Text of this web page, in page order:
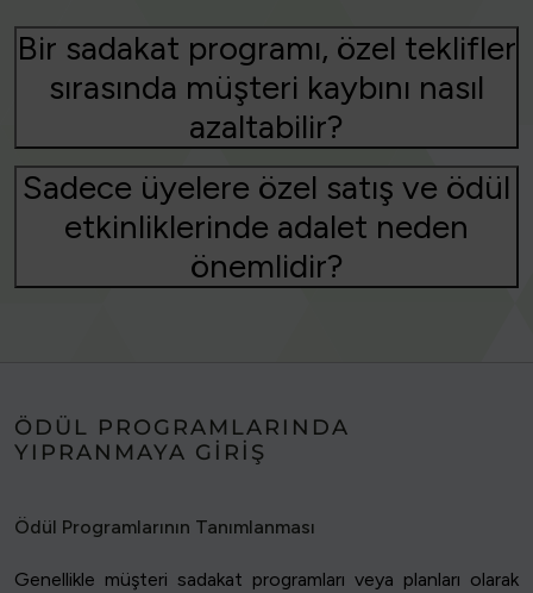
Bir sadakat programı, özel teklifler
sırasında müşteri kaybını nasıl
azaltabilir?
Sadece üyelere özel satış ve ödül
etkinliklerinde adalet neden
önemlidir?
ÖDÜL PROGRAMLARINDA
YIPRANMAYA GIRIŞ
Ödül Programlarının Tanımlanması
Genellikle müşteri sadakat programları veya planları olarak